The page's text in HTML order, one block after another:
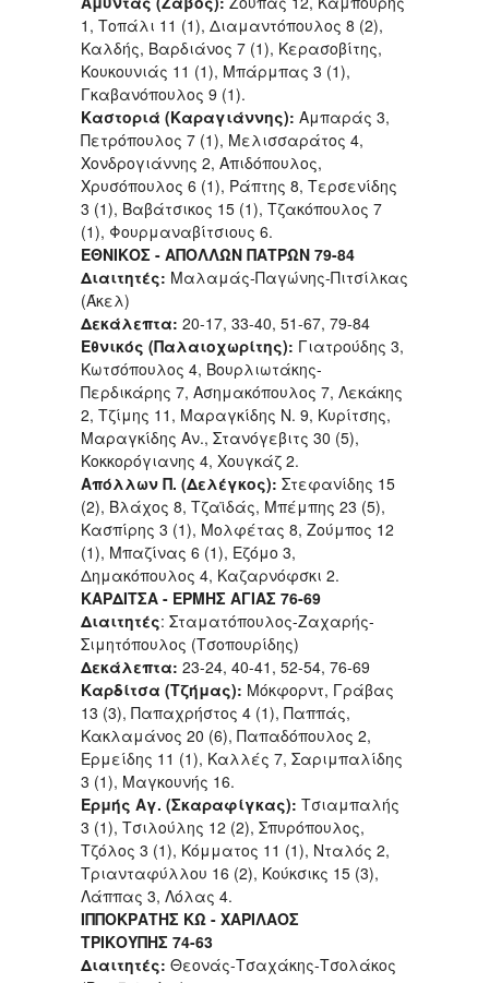
1, Τοπάλι 11 (1), Διαμαντόπουλος 8 (2),
Καλδής, Βαρδιάνος 7 (1), Κερασοβίτης,
Κουκουνιάς 11 (1), Μπάρμπας 3 (1),
Γκαβανόπουλος 9 (1).
Καστοριά (Καραγιάννης): Αμπαράς 3,
Πετρόπουλος 7 (1), Μελισσαράτος 4,
Χονδρογιάννης 2, Απιδόπουλος,
Χρυσόπουλος 6 (1), Ράπτης 8, Τερσενίδης
3 (1), Βαβάτσικος 15 (1), Τζακόπουλος 7
(1), Φουρμαναβίτσιους 6.
ΕΘΝΙΚΟΣ - ΑΠΟΛΛΩΝ ΠΑΤΡΩΝ 79-84
Διαιτητές: Μαλαμάς-Παγώνης-Πιτσίλκας
(Άκελ)
Δεκάλεπτα: 20-17, 33-40, 51-67, 79-84
Εθνικός (Παλαιοχωρίτης): Γιατρούδης 3,
Κωτσόπουλος 4, Βουρλιωτάκης-
Περδικάρης 7, Ασημακόπουλος 7, Λεκάκης
2, Τζίμης 11, Μαραγκίδης Ν. 9, Κυρίτσης,
Μαραγκίδης Αν., Στανόγεβιτς 30 (5),
Κοκκορόγιανης 4, Χουγκάζ 2.
Απόλλων Π. (Δελέγκος): Στεφανίδης 15
(2), Βλάχος 8, Τζαϊδάς, Μπέμπης 23 (5),
Κασπίρης 3 (1), Μολφέτας 8, Ζούμπος 12
(1), Μπαζίνας 6 (1), Εζόμο 3,
Δημακόπουλος 4, Καζαρνόφσκι 2.
ΚΑΡΔΙΤΣΑ - ΕΡΜΗΣ ΑΓΙΑΣ 76-69
Διαιτητές: Σταματόπουλος-Ζαχαρής-
Σιμητόπουλος (Τσοπουρίδης)
Δεκάλεπτα: 23-24, 40-41, 52-54, 76-69
Καρδίτσα (Τζήμας): Μόκφορντ, Γράβας
13 (3), Παπαχρήστος 4 (1), Παππάς,
Κακλαμάνος 20 (6), Παπαδόπουλος 2,
Ερμείδης 11 (1), Καλλές 7, Σαριμπαλίδης
3 (1), Μαγκουνής 16.
Ερμής Αγ. (Σκαραφίγκας): Τσιαμπαλής
3 (1), Τσιλούλης 12 (2), Σπυρόπουλος,
Τζόλος 3 (1), Κόμματος 11 (1), Νταλός 2,
Τριανταφύλλου 16 (2), Κούκσικς 15 (3),
Λάππας 3, Λόλας 4.
ΙΠΠΟΚΡΑΤΗΣ ΚΩ - ΧΑΡΙΛΑΟΣ
ΤΡΙΚΟΥΠΗΣ 74-63
Διαιτητές: Θεονάς-Τσαχάκης-Τσολάκος